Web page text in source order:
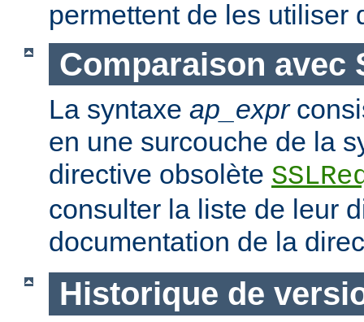
permettent de les utiliser
Comparaison avec
La syntaxe ap_expr
en une surcouche de la
directive obsolète
consulter la liste de leur
documentation de la
Historique de